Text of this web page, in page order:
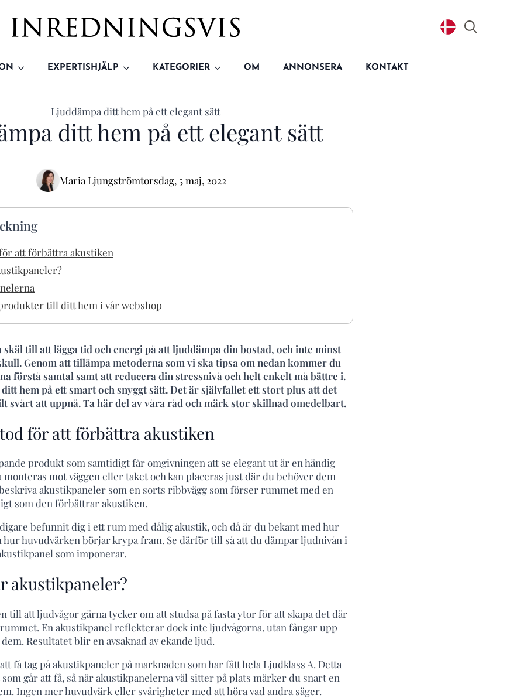
EXPERTISHJÄLP KATEGORIER OM ANNONSERA KONTAKT
ditt hem på ett elegant sätt
Maria Ljungströmtorsdag, 5 maj, 2022
att förbättra akustiken
till ditt hem i vår webshop
till att lägga tid och energi på att ljuddämpa din bostad, och inte minst
Genom att tillämpa metoderna som vi ska tipsa om nedan kommer du
förstå samtal samt att reducera din stressnivå och helt enkelt må bättre i.
hem på ett smart och snyggt sätt. Det är självfallet ett stort plus att det
svårt att uppnå. Ta här del av våra råd och märk stor skillnad omedelbart.
för att förbättra akustiken
produkt som samtidigt får omgivningen att se elegant ut är en händig
monteras mot väggen eller taket och kan placeras just där du behöver dem
akustikpaneler som en sorts ribbvägg som förser rummet med en
som den förbättrar akustiken.
befunnit dig i ett rum med dålig akustik, och då är du bekant med hur
hur huvudvärken börjar krypa fram. Se därför till så att du dämpar ljudnivån i
som imponerar.
akustikpaneler?
till att ljudvågor gärna tycker om att studsa på fasta ytor för att skapa det där
En akustikpanel reflekterar dock inte ljudvågorna, utan fångar upp
Resultatet blir en avsaknad av ekande ljud.
få tag på akustikpaneler på marknaden som har fått hela Ljudklass A. Detta
går att få, så när akustikpanelerna väl sitter på plats märker du snart en
Ingen mer huvudvärk eller svårigheter med att höra vad andra säger.